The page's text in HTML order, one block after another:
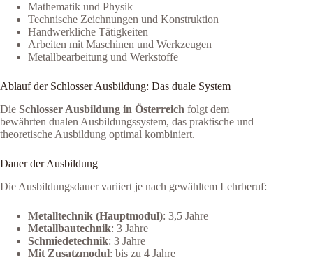
Mathematik und Physik
Technische Zeichnungen und Konstruktion
Handwerkliche Tätigkeiten
Arbeiten mit Maschinen und Werkzeugen
Metallbearbeitung und Werkstoffe
Ablauf der Schlosser Ausbildung: Das duale System
Die Schlosser Ausbildung in Österreich folgt dem
bewährten dualen Ausbildungssystem, das praktische und
theoretische Ausbildung optimal kombiniert.
Dauer der Ausbildung
Die Ausbildungsdauer variiert je nach gewähltem Lehrberuf:
Metalltechnik (Hauptmodul): 3,5 Jahre
Metallbautechnik: 3 Jahre
Schmiedetechnik: 3 Jahre
Mit Zusatzmodul: bis zu 4 Jahre